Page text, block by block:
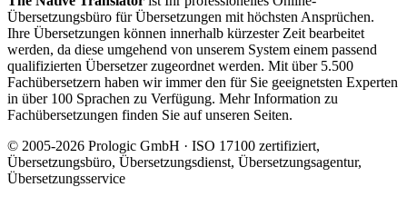
Übersetzungsbüro für Übersetzungen mit höchsten Ansprüchen.
Ihre Übersetzungen können innerhalb kürzester Zeit bearbeitet
werden, da diese umgehend von unserem System einem passend
qualifizierten Übersetzer zugeordnet werden. Mit über 5.500
Fachübersetzern haben wir immer den für Sie geeignetsten Experten
in über 100 Sprachen zu Verfügung. Mehr Information zu
Fachübersetzungen finden Sie auf unseren Seiten.
© 2005-2026 Prologic GmbH · ISO 17100 zertifiziert,
Übersetzungsbüro, Übersetzungsdienst, Übersetzungsagentur,
Übersetzungsservice